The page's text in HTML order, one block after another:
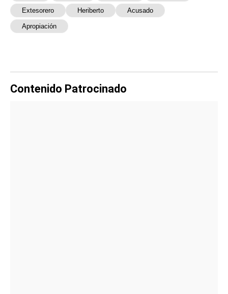
Extesorero Heriberto Acusado
Apropiación
Contenido Patrocinado